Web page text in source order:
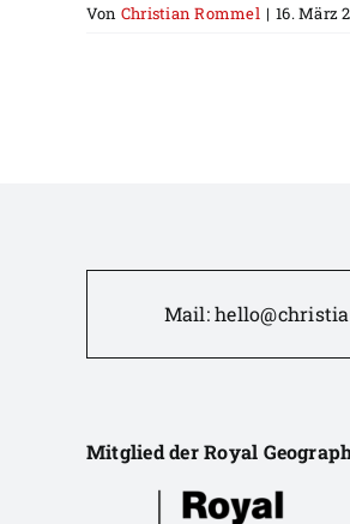
Von Christian Rommel | 16. März
Mail:
Mitglied der Royal